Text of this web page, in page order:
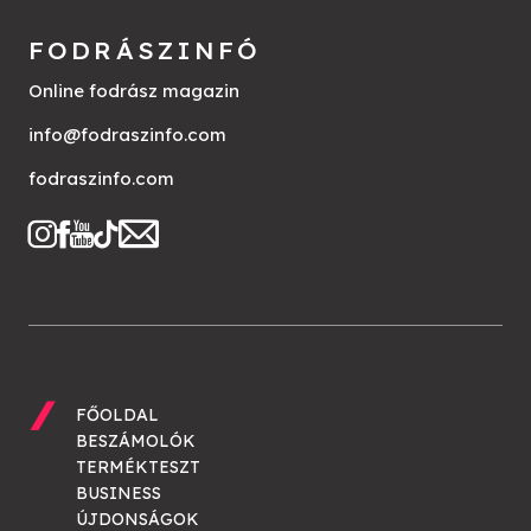
FODRÁSZINFÓ
Online fodrász magazin
info@fodraszinfo.com
fodraszinfo.com
FŐOLDAL
BESZÁMOLÓK
TERMÉKTESZT
BUSINESS
ÚJDONSÁGOK